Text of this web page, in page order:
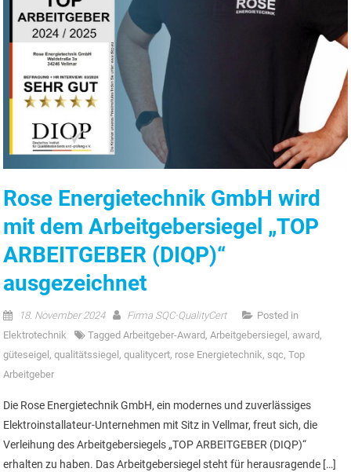
Rose Energietechnik GmbH wird
mit dem Arbeitgebersiegel „TOP
ARBEITGEBER (DIQP)“
ausgezeichnet
18. November 2024 Firma SQC-QualityCert
Posted in
Elektrotechnik
TaggedArbeitgeber-Award ,Arbeitgebersiegel , award ,
güteseigel ,qualitätssiegel ,qualitycert, rose Energietechnik, sqc,Top
Arbeitgeber
Die Rose Energietechnik GmbH, ein modernes und zuverlässiges
Elektroinstallateur-Unternehmen mit Sitz in Vellmar, freut sich, die
Verleihung des Arbeitgebersiegels „TOP ARBEITGEBER (DIQP)“
erhalten zu haben. Das Arbeitgebersiegel steht für herausragende […]